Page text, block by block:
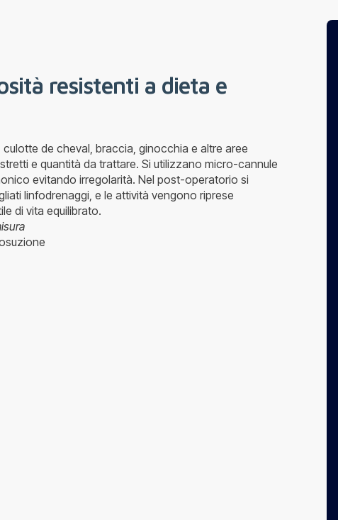
resistenti a dieta e
de cheval, braccia, ginocchia e altre aree
e quantità da trattare. Si utilizzano micro-cannule
evitando irregolarità. Nel post-operatorio si
linfodrenaggi, e le attività vengono riprese
di vita equilibrato.